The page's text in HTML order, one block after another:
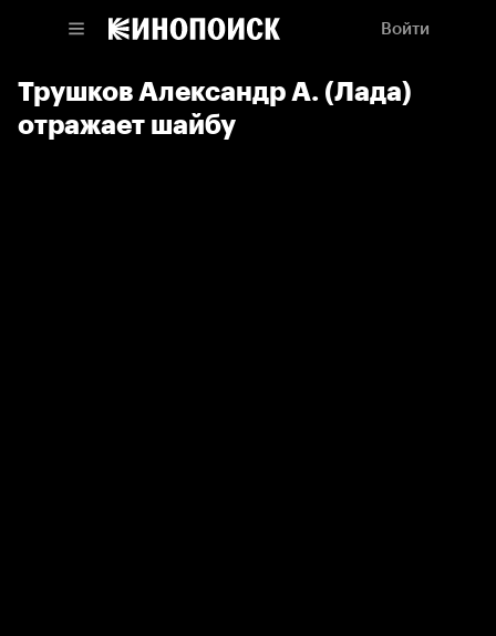
Войти
Трушков Александр А. (Лада)
отражает шайбу